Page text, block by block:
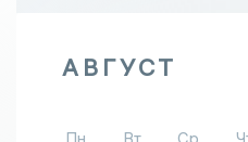
АВГУСТ